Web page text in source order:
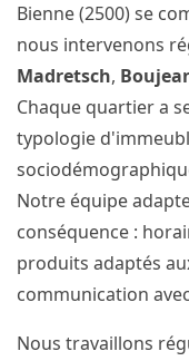
Bienne (2500) se
nous intervenons
Madretsch,
Chaque quartier a
typologie
Notre équipe
conséquence :
produits adaptés
communication
Nous travaillons